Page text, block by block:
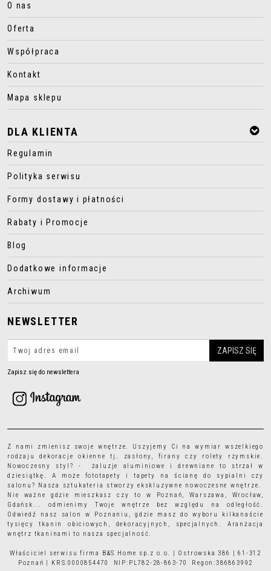
O nas
Oferta
Współpraca
Kontakt
Mapa sklepu
DLA KLIENTA
Regulamin
Polityka serwisu
Formy dostawy i płatności
Rabaty i Promocje
Blog
Dodatkowe informacje
Archiwum
NEWSLETTER
Zapisz się do newslettera
Z nami zmienisz swoje wnętrze. Uszyjemy Ci na wymiar wszelkiego
rodzajudekoracje okienne tj. zasłony, firany czy rolety rzymskie.
Nowoczesny styl? - żaluzje aluminiowe i drewniane to strzał w
dziesiątkę. A może fototapety i tapety
na ścianę do sypialni czy
salonu? Nasza sztukateria stworzy ekskluzywne nowoczesne wnętrze.
Nie ważne gdzie mieszkasz czy to w Poznań, Warszawa, Wrocław,
Gdańsk... odmienimy Twoje wnętrze bez względu na odległość.
Odwiedź nasz salon w Poznaniu, gdzie masz do wyboru kilkanaście
tysięcytkanin obiciowych , dekoracyjnych, specjalnych. Aranżacja
wnętrz tkaninami to nasza specjalność.
Właściciel serwisu firma B&S Home sp.z o.o. | Ostrowska 386 | 61-312
Poznań | KRS:0000854470 NIP:PL782-28-863-70 Regon:386863992